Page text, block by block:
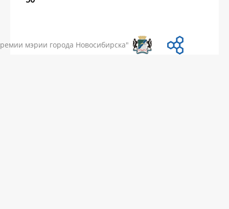
мэрии города Новосибирска"